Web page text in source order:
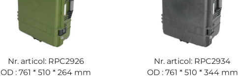
Nr. articol: RPC2926
OD : 761 * 510 * 264 mm
Nr. articol: RPC2934
OD : 761 * 510 * 344 mm